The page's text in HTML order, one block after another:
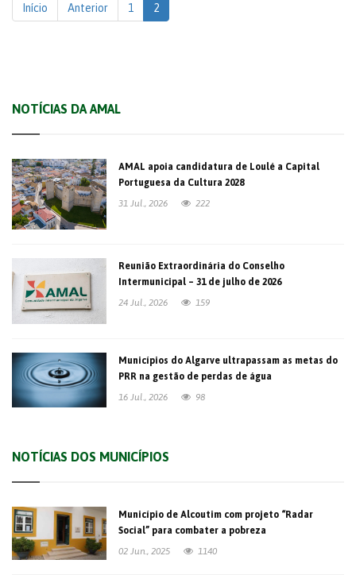
Início Anterior 1 2
NOTÍCIAS DA AMAL
AMAL apoia candidatura de Loulé a Capital
Portuguesa da Cultura 2028
31 Jul., 2026
222
Reunião Extraordinária do Conselho
Intermunicipal – 31 de julho de 2026
24 Jul., 2026
159
Municípios do Algarve ultrapassam as metas do
PRR na gestão de perdas de água
16 Jul., 2026
98
NOTÍCIAS DOS MUNICÍPIOS
Município de Alcoutim com projeto “Radar
Social” para combater a pobreza
02 Jun., 2025
1140